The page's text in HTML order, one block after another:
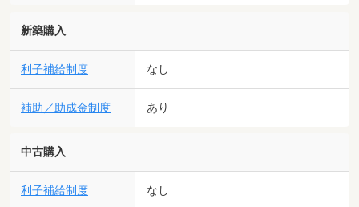
新築購入
利子補給制度 なし
補助／助成金制度 あり
中古購入
利子補給制度 なし